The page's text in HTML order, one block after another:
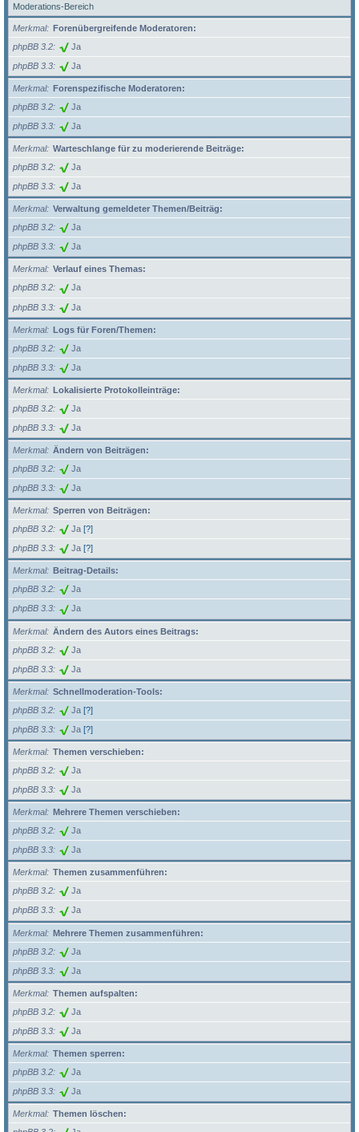
Moderations-Bereich
Merkmal
Forenübergreifende Moderatoren:
phpBB 3.2
Ja
phpBB 3.3 Ja
Merkmal
Forenspezifische Moderatoren:
phpBB 3.2
Ja
phpBB 3.3 Ja
Merkmal
Warteschlange für zu moderierende Beiträge:
phpBB 3.2
Ja
phpBB 3.3 Ja
Merkmal
Verwaltung gemeldeter Themen/Beiträg:
phpBB 3.2
Ja
phpBB 3.3 Ja
Merkmal
Verlauf eines Themas:
phpBB 3.2
Ja
phpBB 3.3 Ja
Merkmal
Logs für Foren/Themen:
phpBB 3.2
Ja
phpBB 3.3 Ja
Merkmal
Lokalisierte Protokolleinträge:
phpBB 3.2
Ja
phpBB 3.3 Ja
Merkmal
Ändern von Beiträgen:
phpBB 3.2
Ja
phpBB 3.3 Ja
Merkmal
Sperren von Beiträgen:
phpBB 3.2
Ja [?]
phpBB 3.3 Ja [?]
Merkmal
Beitrag-Details:
phpBB 3.2
Ja
phpBB 3.3 Ja
Merkmal
Ändern des Autors eines Beitrags:
phpBB 3.2
Ja
phpBB 3.3 Ja
Merkmal
Schnellmoderation-Tools:
phpBB 3.2
Ja [?]
phpBB 3.3 Ja [?]
Merkmal
Themen verschieben:
phpBB 3.2
Ja
phpBB 3.3 Ja
Merkmal
Mehrere Themen verschieben:
phpBB 3.2
Ja
phpBB 3.3 Ja
Merkmal
Themen zusammenführen:
phpBB 3.2
Ja
phpBB 3.3 Ja
Merkmal
Mehrere Themen zusammenführen:
phpBB 3.2
Ja
phpBB 3.3 Ja
Merkmal
Themen aufspalten:
phpBB 3.2
Ja
phpBB 3.3 Ja
Merkmal
Themen sperren:
phpBB 3.2
Ja
phpBB 3.3 Ja
Merkmal
Themen löschen: